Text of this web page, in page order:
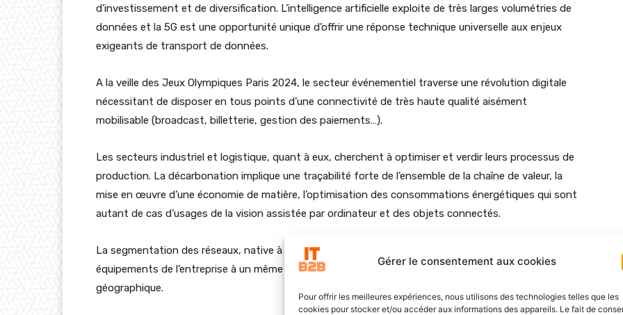
Gérer le consentement aux cookies
Pour offrir les meilleures expériences, nous utilisons des technologies telles que les
cookies pour stocker et/ou accéder aux informations des appareils. Le fait de
d’investissement et de diversification. L’intelligence artificielle exploite de très larges volumétries de
données et la 5G est une opportunité unique d’offrir une réponse technique universelle aux enjeux
exigeants de transport de données.
A la veille des Jeux Olympiques Paris 2024, le secteur événementiel traverse une révolution digitale
nécessitant de disposer en tous points d’une connectivité de très haute qualité aisément
mobilisable (broadcast, billetterie, gestion des paiements…).
Les secteurs industriel et logistique, quant à eux, cherchent à optimiser et verdir leurs processus de
production. La décarbonation implique une traçabilité forte de l’ensemble de la chaîne de valeur, la
mise en œuvre d’une économie de matière, l’optimisation des consommations énergétiques qui sont
autant de cas d’usages de la vision assistée par ordinateur et des objets connectés.
La segmentation des réseaux, native à cette solution, permet de raccorder l’ensemble des
équipements de l’entreprise à un même point de collecte quel que soit leur emplacement
géographique.